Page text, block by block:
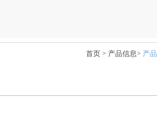
首页 > 产品信息> 产